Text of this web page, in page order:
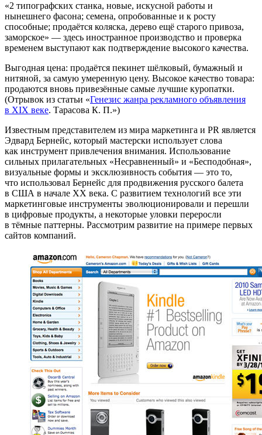
«2 типографских станка, новые, искусной работы и
нынешнего фасона; семена, опробованные и к росту
способные; продаётся коляска, дерево ещё старого привоза,
заморское» — здесь иностранное производство и проверка
временем выступают как подтверждение высокого качества.
Выгодная цена: продаётся пекинет шёлковый, бумажный и
нитяной, за самую умеренную цену. Высокое качество товара:
продаются вновь привезённые самые лучшие куропатки.
(Отрывок из статьи «Генезис жанра рекламного объявления
в ХІХ веке. Тарасова К. П.»)
Известным представителем из мира маркетинга и PR является
Эдвард Бернейс, который мастерски использует слова
как инструмент привлечения внимания. Использование
сильных прилагательных «Несравненный» и «Бесподобная»,
визуальные формы и эксклюзивность события — это то,
что использовал Бернейс для продвижения русского балета
в США в начале XX века. С развитием технологий все эти
маркетинговые инструменты эволюционировали и перешли
в цифровые продукты, а некоторые уловки переросли
в тёмные паттерны. Рассмотрим развитие на примере первых
сайтов компаний.